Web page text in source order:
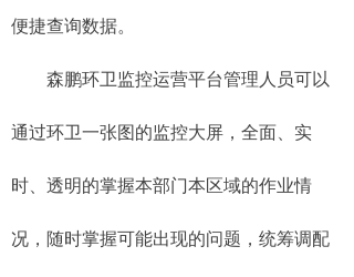
便捷查询数据。
森鹏环卫监控运营平台管理人员可以
通过环卫一张图的监控大屏，全面、实
时、透明的掌握本部门本区域的作业情
况，随时掌握可能出现的问题，统筹调配